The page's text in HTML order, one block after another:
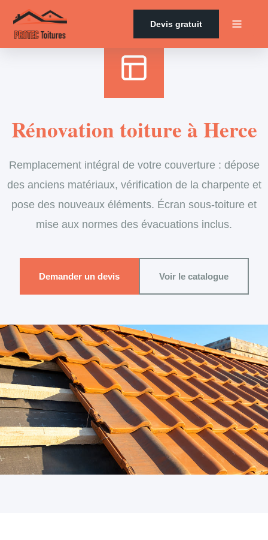
Devis gratuit
Rénovation toiture à Herce
Remplacement intégral de votre couverture : dépose
des anciens matériaux, vérification de la charpente et
pose des nouveaux éléments. Écran sous-toiture et
mise aux normes des évacuations inclus.
Demander un devis Voir le catalogue